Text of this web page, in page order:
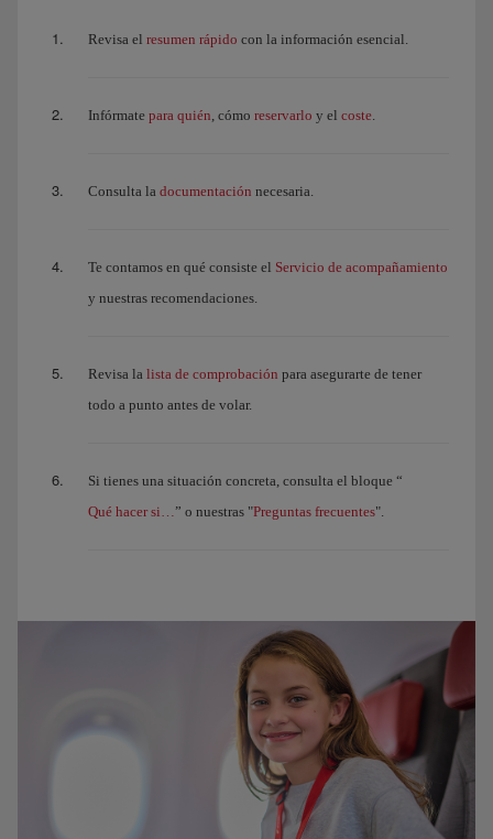
Revisa el resumen rápido con la información esencial.
Infórmate para quién, cómo reservarlo y el coste.
Consulta la documentación necesaria.
Te contamos en qué consiste el Servicio de acompañamiento
y nuestras recomendaciones.
Revisa la lista de comprobación para asegurarte de tener
todo a punto antes de volar.
Si tienes una situación concreta, consulta el bloque “
Qué hacer si… ” o nuestras "Preguntas frecuentes".